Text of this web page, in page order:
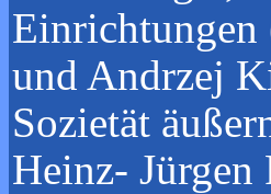
Einrichtungen
und Andrzej
Sozietät
Heinz-